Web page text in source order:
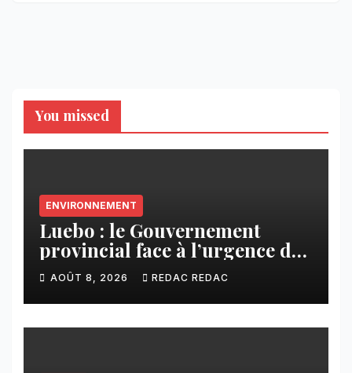
You missed
ENVIRONNEMENT
Luebo : le Gouvernement
provincial face à l’urgence des
érosions qui menacent la cité
AOÛT 8, 2026 REDAC REDAC